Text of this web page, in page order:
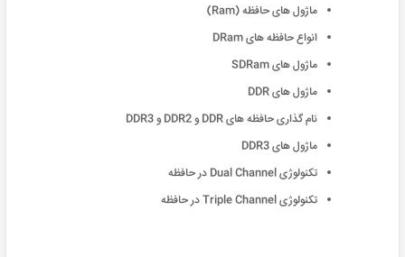
ماژول های حافظه (Ram)
انواع حافظه های DRam
ماژول های SDRam
ماژول های DDR
نام گذاری حافظه های DDR و DDR2 و DDR3
ماژول های DDR3
تکنولوژی Dual Channel در حافظه
تکنولوژی Triple Channel در حافظه